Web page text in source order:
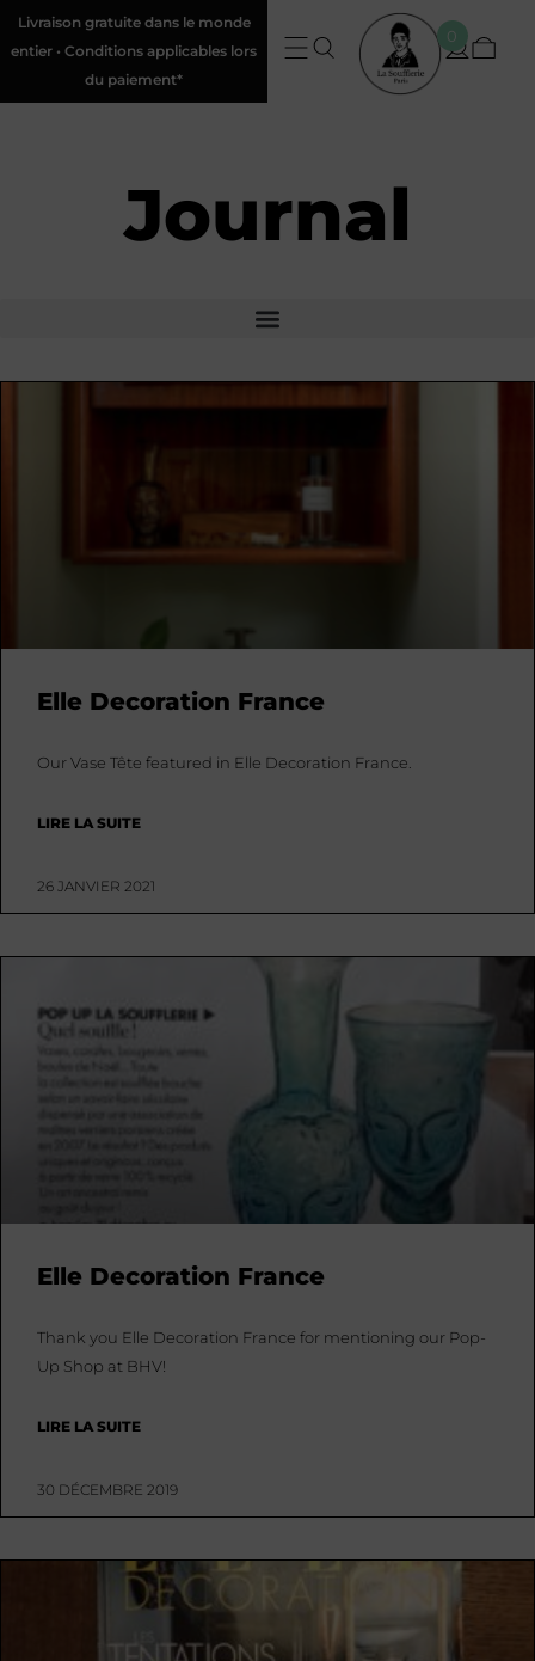
Livraison gratuite dans le monde
entier • Conditions applicables lors
du paiement*
0
Journal
Elle Decoration France
Our Vase Tête featured in Elle Decoration France.
LIRE LA SUITE
26 JANVIER 2021
Elle Decoration France
Thank you Elle Decoration France for mentioning our Pop-
Up Shop at BHV!
LIRE LA SUITE
30 DÉCEMBRE 2019